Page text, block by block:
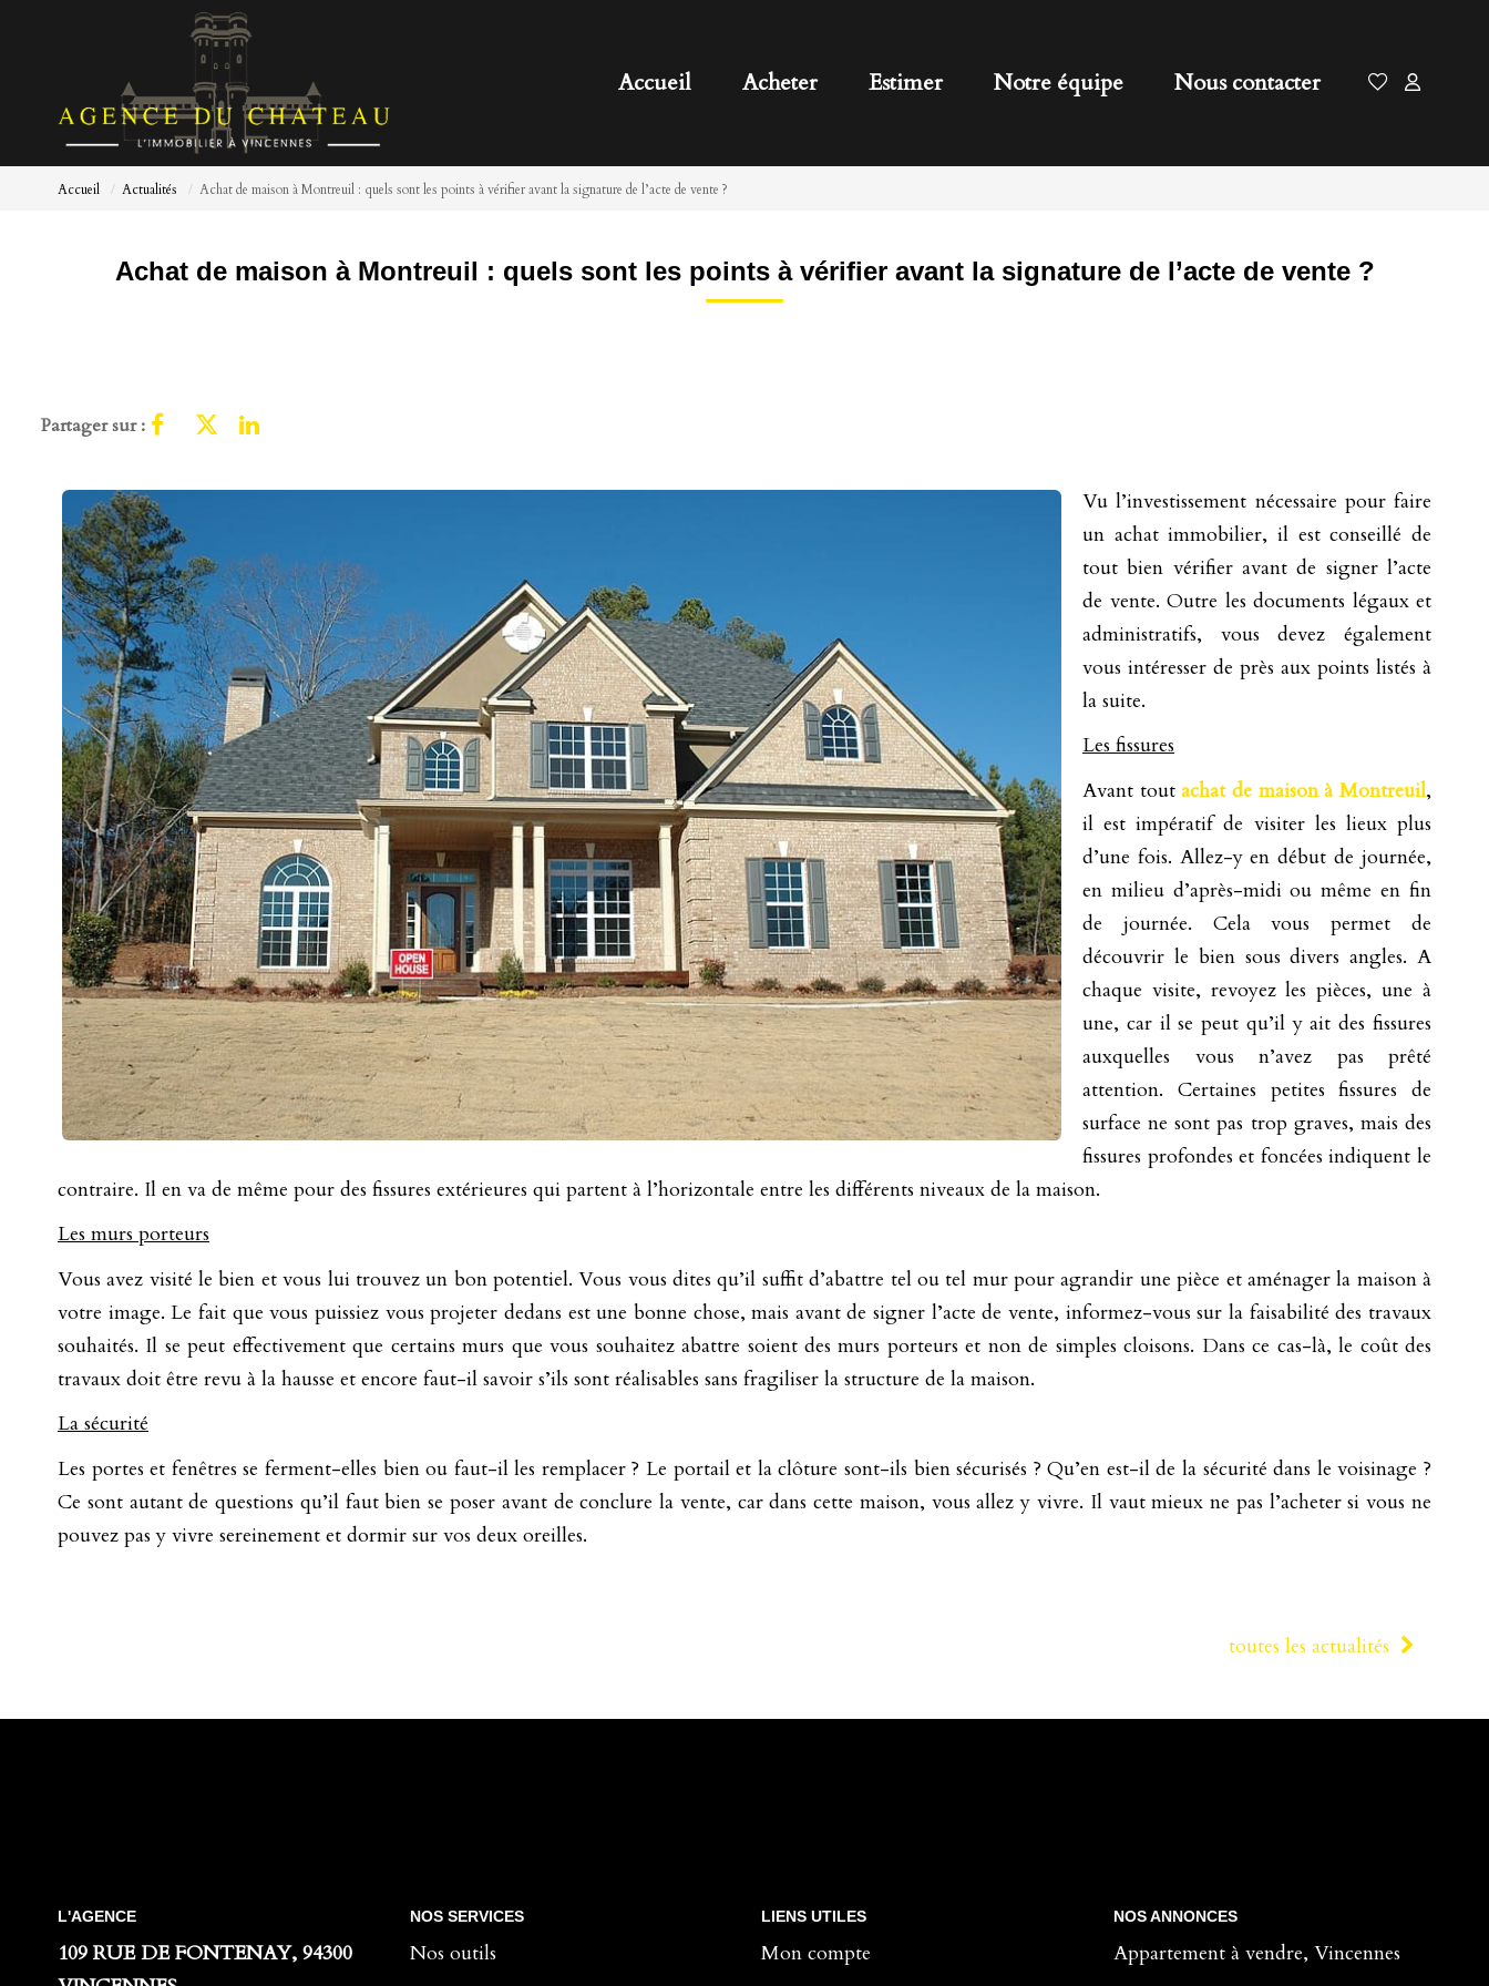
Accueil Acheter Estimer Notre équipe Nous contacter
Accueil Actualités Achat de maison à Montreuil : quels sont les points à vérifier avant la signature de l’acte de vente ?
Achat de maison à Montreuil : quels sont les points à vérifier avant la signature de l’acte de vente ?
Partager sur :
Vu l’investissement nécessaire pour faire
un achat immobilier, il est conseillé de
tout bien vérifier avant de signer l’acte
de vente. Outre les documents légaux et
administratifs, vous devez également
vous intéresser de près aux points listés à
la suite.
Les fissures
Avant toutachat de maison à Montreuil,
il est impératif de visiter les lieux plus
d’une fois. Allez-y en début de journée,
en milieu d’après-midi ou même en fin
de journée. Cela vous permet de
découvrir le bien sous divers angles. A
chaque visite, revoyez les pièces, une à
une, car il se peut qu’il y ait des fissures
auxquelles vous n’avez pas prêté
attention. Certaines petites fissures de
surface ne sont pas trop graves, mais des
fissures profondes et foncées indiquent le
contraire. Il en va de même pour des fissures extérieures qui partent à l’horizontale entre les différents niveaux de la maison.
Les murs porteurs
Vous avez visité le bien et vous lui trouvez un bon potentiel. Vous vous dites qu’il suffit d’abattre tel ou tel mur pour agrandir une pièce et aménager la maison à
votre image. Le fait que vous puissiez vous projeter dedans est une bonne chose, mais avant de signer l’acte de vente, informez-vous sur la faisabilité des travaux
souhaités. Il se peut effectivement que certains murs que vous souhaitez abattre soient des murs porteurs et non de simples cloisons. Dans ce cas-là, le coût des
travaux doit être revu à la hausse et encore faut-il savoir s’ils sont réalisables sans fragiliser la structure de la maison.
La sécurité
Les portes et fenêtres se ferment-elles bien ou faut-il les remplacer ? Le portail et la clôture sont-ils bien sécurisés ? Qu’en est-il de la sécurité dans le voisinage ?
Ce sont autant de questions qu’il faut bien se poser avant de conclure la vente, car dans cette maison, vous allez y vivre. Il vaut mieux ne pas l’acheter si vous ne
pouvez pas y vivre sereinement et dormir sur vos deux oreilles.
toutes les actualités
L'AGENCE
109 RUE DE FONTENAY, 94300
NOS SERVICES
Nos outils
LIENS UTILES
Mon compte
NOS ANNONCES
Appartement à vendre, Vincennes